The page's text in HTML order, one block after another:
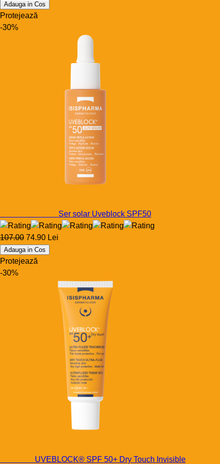
Adauga in Cos
Protejează
-30%
Ser solar Uveblock SPF50
107.00 74.90 Lei
Adauga in Cos
Protejează
-30%
UVEBLOCK® SPF 50+ Dry Touch Invisible